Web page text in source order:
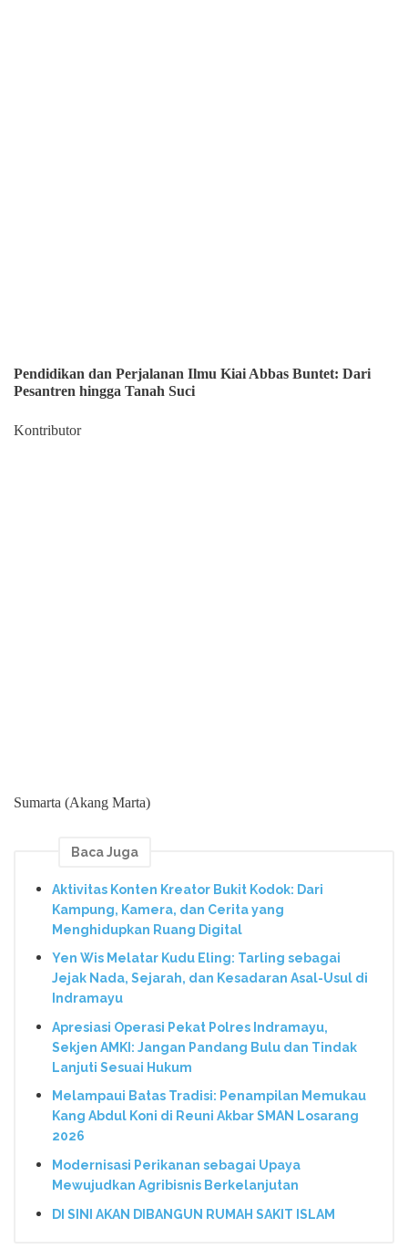
Pendidikan dan Perjalanan Ilmu Kiai Abbas Buntet: Dari
Pesantren hingga Tanah Suci
Kontributor
Sumarta (Akang Marta)
Baca Juga
Aktivitas Konten Kreator Bukit Kodok: Dari
Kampung, Kamera, dan Cerita yang
Menghidupkan Ruang Digital
Yen Wis Melatar Kudu Eling: Tarling sebagai
Jejak Nada, Sejarah, dan Kesadaran Asal-Usul di
Indramayu
Apresiasi Operasi Pekat Polres Indramayu,
Sekjen AMKI: Jangan Pandang Bulu dan Tindak
Lanjuti Sesuai Hukum
Melampaui Batas Tradisi: Penampilan Memukau
Kang Abdul Koni di Reuni Akbar SMAN Losarang
2026
Modernisasi Perikanan sebagai Upaya
Mewujudkan Agribisnis Berkelanjutan
DI SINI AKAN DIBANGUN RUMAH SAKIT ISLAM